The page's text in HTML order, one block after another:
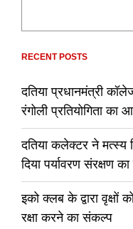
RECENT POSTS
दतिया प्रधानमंत्री
रंगोली प्रतियोगिता का
दतिया कलेक्टर ने मत्स्य
दिया पर्यावरण संरक्षण
इको क्लब के द्वारा वृक्षों
रक्षा करने का संकल्प